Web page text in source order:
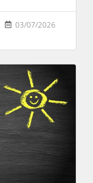
03/07/2026